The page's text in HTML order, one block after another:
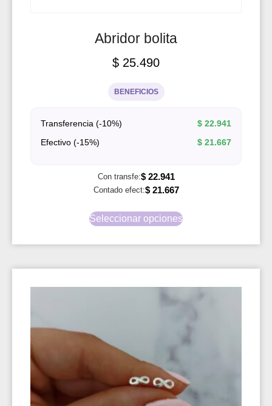
Abridor bolita
$ 25.490
BENEFICIOS
Transferencia (-10%) $ 22.941
Efectivo (-15%)
$ 21.667
Con transfe:$22.941
Contado efect:$21.667
Seleccionar opciones